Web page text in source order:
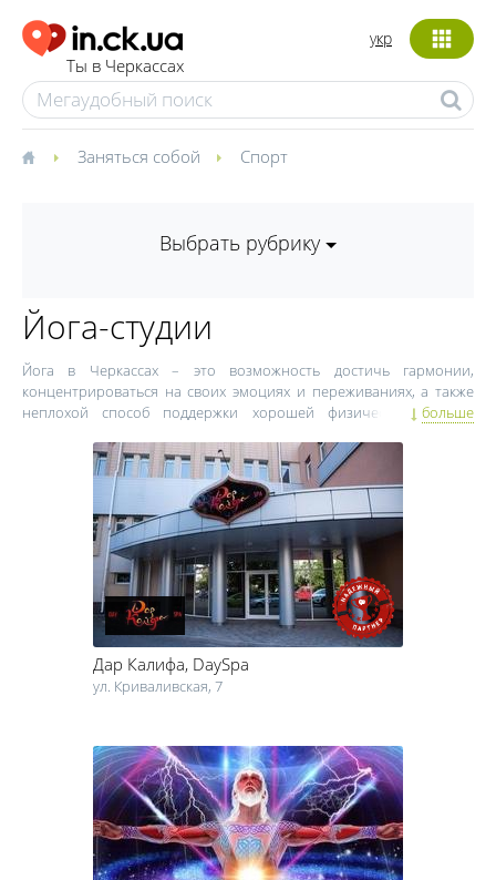
Ты в Черкассах
укр
Заняться собой Спорт
Выбрать рубрику
Йога-студии
Йога в Черкассах – это возможность достичь гармонии,
концентрироваться на своих эмоциях и переживаниях, а также
неплохой способ поддержки хорошей физической формы.
для людей с разным стартовым уровнем подготовки, независимо
от возраста и пола. Йогой могут заниматься все, без возрастных
ограничений, поэтому некоторые йога-студии Черкасс создают
отдельные классы для детей.
Практически все йога-студии Черкасс предлагают бесплатный
пробный урок – вводное занятие, на котором вы сможете
оценить, подходит вам йога или нет. Инструкторы по йоге могут
подобрать индивидуальную программу, чтобы ваше погружение
в индийскую практику было как можно более комфортным.
Выбирая йога-студию, обращайте внимание на специализацию
инструкторов, ведь они несут непосредственную ответственность
больше
Дар Калифа, DaySpa
ул. Криваливская, 7